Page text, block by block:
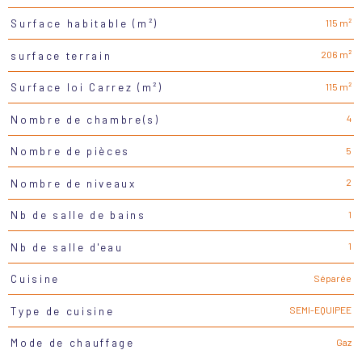
Surface habitable (m²) 115 m²
surface terrain 206 m²
Surface loi Carrez (m²) 115 m²
Nombre de chambre(s) 4
Nombre de pièces 5
Nombre de niveaux 2
Nb de salle de bains 1
Nb de salle d'eau 1
Cuisine Séparée
Type de cuisine SEMI-EQUIPEE
Mode de chauffage Gaz